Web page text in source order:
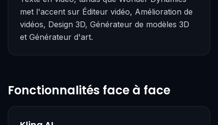
met l'accent sur Éditeur vidéo, Amélioration de
vidéos, Design 3D, Générateur de modèles 3D
et Générateur d'art.
Fonctionnalités face à face